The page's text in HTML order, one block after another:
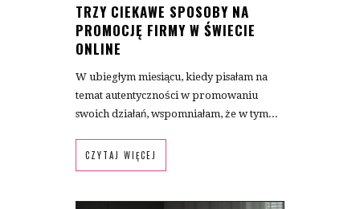
TRZY CIEKAWE SPOSOBY NA
PROMOCJĘ FIRMY W ŚWIECIE
ONLINE
W ubiegłym miesiącu, kiedy pisałam na
temat autentyczności w promowaniu
swoich działań, wspomniałam, że w tym...
CZYTAJ WIĘCEJ